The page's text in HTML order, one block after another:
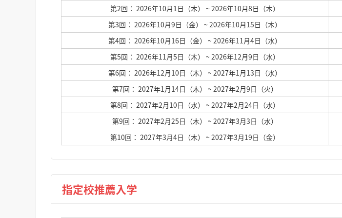
第2回： 2026年10月1日（木） ~ 2026年10月8日（木）
第3回： 2026年10月9日（金） ~ 2026年10月15日（木）
第4回： 2026年10月16日（金） ~ 2026年11月4日（水）
第5回： 2026年11月5日（木） ~ 2026年12月9日（水）
第6回： 2026年12月10日（木） ~ 2027年1月13日（水）
第7回： 2027年1月14日（木） ~ 2027年2月9日（火）
第8回： 2027年2月10日（水） ~ 2027年2月24日（水）
第9回： 2027年2月25日（木） ~ 2027年3月3日（水）
第10回： 2027年3月4日（木） ~ 2027年3月19日（金）